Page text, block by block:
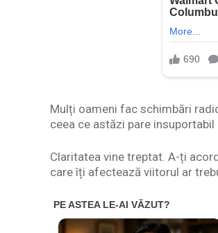
Mulți oameni fac schimbări
ceea ce astăzi pare
Claritatea vine treptat. A-ți
care îți afectează viitorul ar